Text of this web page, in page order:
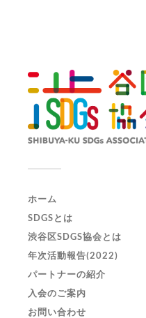
ホーム
SDGSとは
渋谷区SDGS協会とは
年次活動報告(2022)
パートナーの紹介
入会のご案内
お問い合わせ